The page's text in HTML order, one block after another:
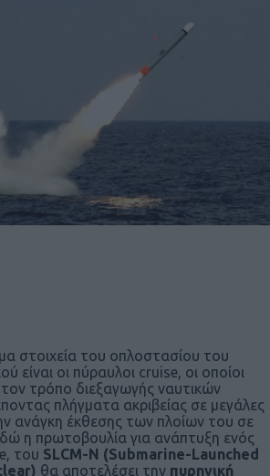
Social
στοιχεία του οπλοστασίου του
είναι οι πύραυλοι cruise, οι οποίοι
τον τρόπο διεξαγωγής ναυτικών
πλήγματα ακριβείας σε μεγάλες
ανάγκη έκθεσης των πλοίων του σε
η πρωτοβουλία για ανάπτυξη ενός
του SLCM-N (Submarine-Launched
θα αποτελέσει την πυρηνική